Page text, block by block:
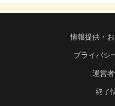
情報提供・
プライバシ
運営
終了